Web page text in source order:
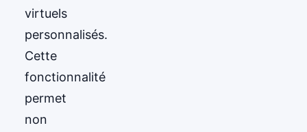
virtuels
personnalisés.
Cette
fonctionnalité
permet
non